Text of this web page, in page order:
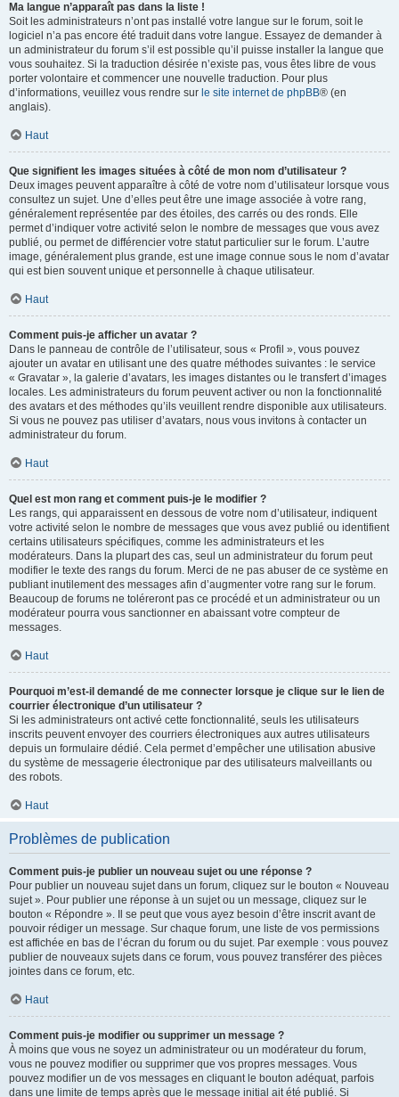
Ma langue n’apparaît pas dans la liste !
Soit les administrateurs n’ont pas installé votre langue sur le forum, soit le
logiciel n’a pas encore été traduit dans votre langue. Essayez de demander à
un administrateur du forum s’il est possible qu’il puisse installer la langue que
vous souhaitez. Si la traduction désirée n’existe pas, vous êtes libre de vous
porter volontaire et commencer une nouvelle traduction. Pour plus
d’informations, veuillez vous rendre sur le site internet de phpBB® (en
anglais).
Haut
Que signifient les images situées à côté de mon nom d’utilisateur ?
Deux images peuvent apparaître à côté de votre nom d’utilisateur lorsque vous
consultez un sujet. Une d’elles peut être une image associée à votre rang,
généralement représentée par des étoiles, des carrés ou des ronds. Elle
permet d’indiquer votre activité selon le nombre de messages que vous avez
publié, ou permet de différencier votre statut particulier sur le forum. L’autre
image, généralement plus grande, est une image connue sous le nom d’avatar
qui est bien souvent unique et personnelle à chaque utilisateur.
Haut
Comment puis-je afficher un avatar ?
Dans le panneau de contrôle de l’utilisateur, sous « Profil », vous pouvez
ajouter un avatar en utilisant une des quatre méthodes suivantes : le service
« Gravatar », la galerie d’avatars, les images distantes ou le transfert d’images
locales. Les administrateurs du forum peuvent activer ou non la fonctionnalité
des avatars et des méthodes qu’ils veuillent rendre disponible aux utilisateurs.
Si vous ne pouvez pas utiliser d’avatars, nous vous invitons à contacter un
administrateur du forum.
Haut
Quel est mon rang et comment puis-je le modifier ?
Les rangs, qui apparaissent en dessous de votre nom d’utilisateur, indiquent
votre activité selon le nombre de messages que vous avez publié ou identifient
certains utilisateurs spécifiques, comme les administrateurs et les
modérateurs. Dans la plupart des cas, seul un administrateur du forum peut
modifier le texte des rangs du forum. Merci de ne pas abuser de ce système en
publiant inutilement des messages afin d’augmenter votre rang sur le forum.
Beaucoup de forums ne toléreront pas ce procédé et un administrateur ou un
modérateur pourra vous sanctionner en abaissant votre compteur de
messages.
Haut
Pourquoi m’est-il demandé de me connecter lorsque je clique sur le lien de
courrier électronique d’un utilisateur ?
Si les administrateurs ont activé cette fonctionnalité, seuls les utilisateurs
inscrits peuvent envoyer des courriers électroniques aux autres utilisateurs
depuis un formulaire dédié. Cela permet d’empêcher une utilisation abusive
du système de messagerie électronique par des utilisateurs malveillants ou
des robots.
Haut
Problèmes de publication
Comment puis-je publier un nouveau sujet ou une réponse ?
Pour publier un nouveau sujet dans un forum, cliquez sur le bouton « Nouveau
sujet ». Pour publier une réponse à un sujet ou un message, cliquez sur le
bouton « Répondre ». Il se peut que vous ayez besoin d’être inscrit avant de
pouvoir rédiger un message. Sur chaque forum, une liste de vos permissions
est affichée en bas de l’écran du forum ou du sujet. Par exemple : vous pouvez
publier de nouveaux sujets dans ce forum, vous pouvez transférer des pièces
jointes dans ce forum, etc.
Haut
Comment puis-je modifier ou supprimer un message ?
À moins que vous ne soyez un administrateur ou un modérateur du forum,
vous ne pouvez modifier ou supprimer que vos propres messages. Vous
pouvez modifier un de vos messages en cliquant le bouton adéquat, parfois
dans une limite de temps après que le message initial ait été publié. Si